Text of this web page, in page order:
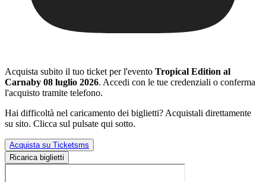
Acquista subito il tuo ticket per l'evento Tropical Edition al
Carnaby 08 luglio 2026. Accedi con le tue credenziali o conferma
l'acquisto tramite telefono.
Hai difficoltà nel caricamento dei biglietti? Acquistali direttamente
su sito. Clicca sul pulsate qui sotto.
Acquista su Ticketsms
Ricarica biglietti